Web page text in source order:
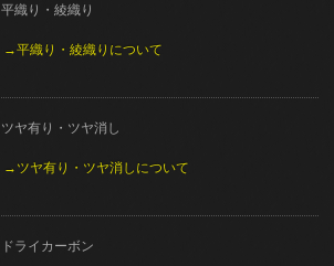
平織り・綾織り
→平織り・綾織りについて
ツヤ有り・ツヤ消し
→ツヤ有り・ツヤ消しについて
ドライカーボン